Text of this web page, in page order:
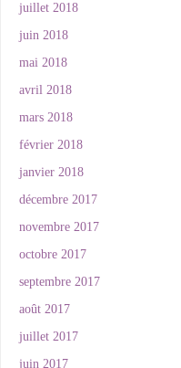
juillet 2018
juin 2018
mai 2018
avril 2018
mars 2018
février 2018
janvier 2018
décembre 2017
novembre 2017
octobre 2017
septembre 2017
août 2017
juillet 2017
juin 2017